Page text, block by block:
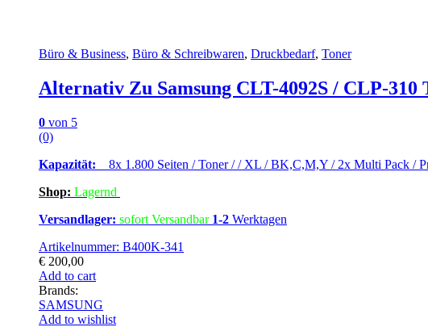
Büro & Business, Büro & Schreibwaren, Druckbedarf, Toner
Alternativ Zu Samsung CLT-4092S / CLP-310
0 von 5
(0)
Kapazität: 8x 1.800 Seiten / Toner / / XL / BK,C,M,Y / 2x Multi Pack /
Shop: Lagernd
Versandlager: sofort Versandbar 1-2 Werktagen
Artikelnummer: B400K-341
€ 200,00
Add to cart
Brands:
SAMSUNG
Add to wishlist